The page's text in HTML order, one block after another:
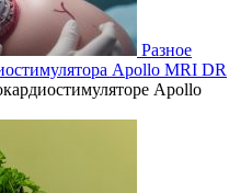
Разное
Apollo MRI DR
Apollo